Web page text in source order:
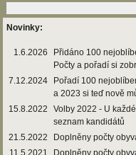
Novinky:
1.6.2026
Přidáno 100
Počty a pořadí si
7.12.2024
Pořadí 100
a 2023 si teď nově
15.8.2022
Volby 2022 - U
seznam kandidátů
21.5.2022
Doplněny počty
11.5.2021
Doplněny počty